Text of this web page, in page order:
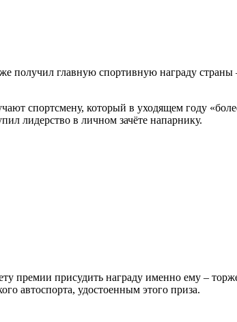
получил главную спортивную награду
спортсмену, который в уходящем году
лидерство в личном зачёте напарнику.
премии присудить награду именно ему –
автоспорта, удостоенным этого приза.